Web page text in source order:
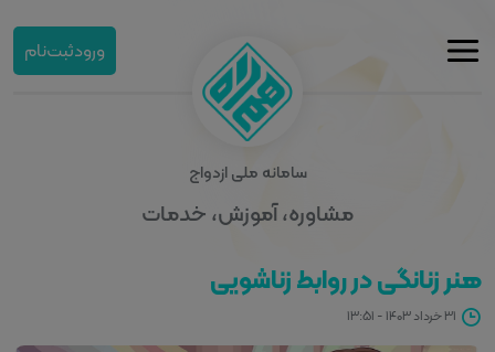
ورودثبت‌نام
سامانه ملی ازدواج
مشاوره، آموزش، خدمات
هنر زنانگی در روابط زناشویی
۳۱ خرداد ۱۴۰۳ - ۱۳:۵۱